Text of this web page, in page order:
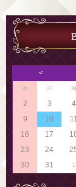
<
26 27 28
2
3 4
9
10
16
17
23
24
30
31 1